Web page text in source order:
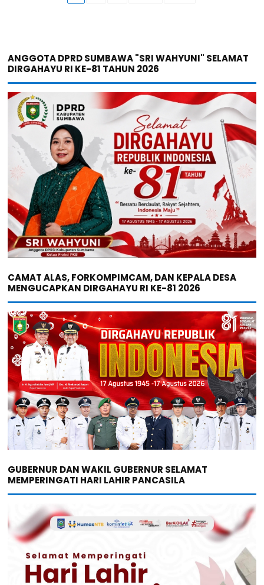
ANGGOTA DPRD SUMBAWA "SRI WAHYUNI" SELAMAT
DIRGAHAYU RI KE-81 TAHUN 2026
CAMAT ALAS, FORKOMPIMCAM, DAN KEPALA DESA
MENGUCAPKAN DIRGAHAYU RI KE-81 2026
GUBERNUR DAN WAKIL GUBERNUR SELAMAT
MEMPERINGATI HARI LAHIR PANCASILA